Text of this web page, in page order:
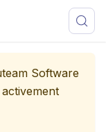
Software